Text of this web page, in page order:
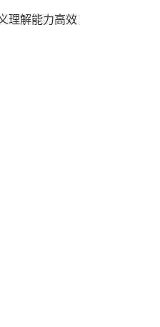
理解能力高效